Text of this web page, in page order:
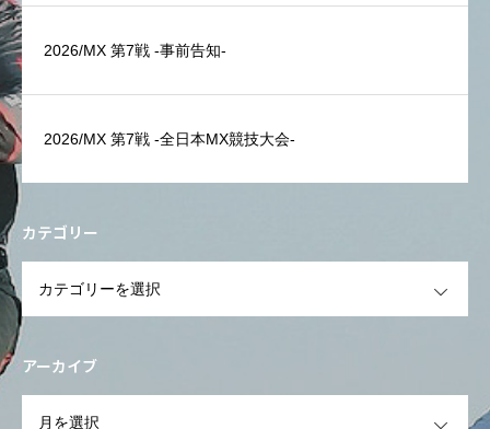
2026/MX 第7戦 -事前告知-
2026/MX 第7戦 -全日本MX競技大会-
カテゴリー
アーカイブ